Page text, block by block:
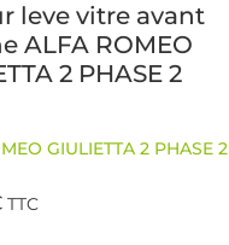
leve vitre avant
ALFA ROMEO
2 PHASE 2
GIULIETTA 2 PHASE 2
TTC